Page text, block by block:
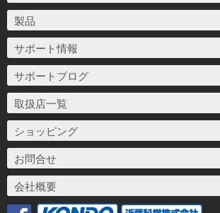
製品
サポート情報
サポートブログ
取扱店一覧
ショッピング
お問合せ
会社概要